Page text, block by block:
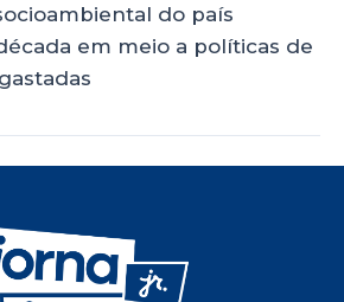
do país
em meio a políticas de